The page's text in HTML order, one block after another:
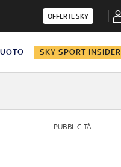
OFFERTE SKY
SKY SPORT INSIDER
PUBBLICITÀ